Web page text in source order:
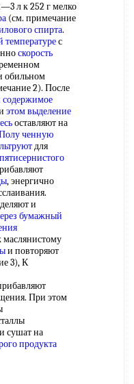
л к 252 г мелко
(см. примечание
спирта.
температурес
скорость
обильном
2). После
содержимое
этом выделение
оставляют на
ченную
для
, энергично
и
бумажный
маслянистому
и повторяют
3), К
При этом
сушат на
продукта